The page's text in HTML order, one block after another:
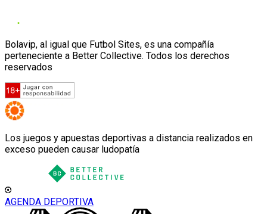
Bolavip, al igual que Futbol Sites, es una compañía
perteneciente a Better Collective. Todos los derechos
reservados
Los juegos y apuestas deportivas a distancia realizados en
exceso pueden causar ludopatía
AGENDA DEPORTIVA